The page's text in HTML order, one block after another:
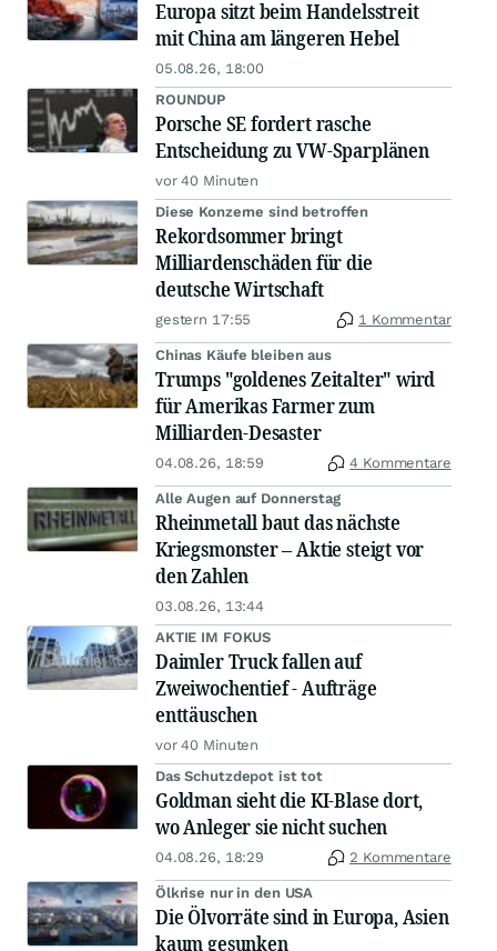
Europa sitzt beim Handelsstreit
mit China am längeren Hebel
05.08.26, 18:00
ROUNDUP
Porsche SE fordert rasche
Entscheidung zu VW-Sparplänen
vor 40 Minuten
Diese Konzerne sind betroffen
Rekordsommer bringt
Milliardenschäden für die
deutsche Wirtschaft
gestern 17:55 1 Kommentar
Chinas Käufe bleiben aus
Trumps "goldenes Zeitalter" wird
für Amerikas Farmer zum
Milliarden-Desaster
04.08.26, 18:59 4 Kommentare
Alle Augen auf Donnerstag
Rheinmetall baut das nächste
Kriegsmonster – Aktie steigt vor
den Zahlen
03.08.26, 13:44
AKTIE IM FOKUS
Daimler Truck fallen auf
Zweiwochentief - Aufträge
enttäuschen
vor 40 Minuten
Das Schutzdepot ist tot
Goldman sieht die KI-Blase dort,
wo Anleger sie nicht suchen
04.08.26, 18:29 2 Kommentare
Ölkrise nur in den USA
Die Ölvorräte sind in Europa, Asien
kaum gesunken